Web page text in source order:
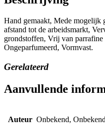
Hand gemaakt, Mede mogelijk
afstand tot de arbeidsmarkt,
grondstoffen, Vrij van
Ongeparfumeerd, Vormvast.
Gerelateerd
Aanvullende
Auteur Onbekend, Onbekend